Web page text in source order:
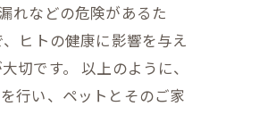
れなどの危険があるた
ヒトの健康に影響を与え
です。 以上のように、
行い、ペットとそのご家